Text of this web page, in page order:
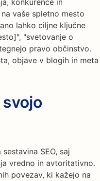
konkurence in
vaše spletno mesto
lahko ciljne ključne
"svetovanje o
pravo občinstvo.
objave v blogih in meta
SEO, saj
vredno in avtoritativno.
povezav, ki kažejo na